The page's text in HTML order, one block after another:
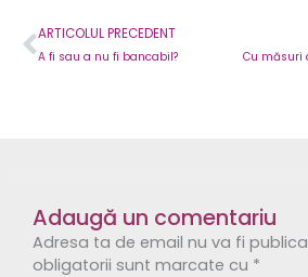
Prev
ARTICOLUL PRECEDENT
A fi sau a nu fi bancabil?
Adaugă un comentariu
Adresa ta de email nu va fi
obligatorii sunt marcate cu *